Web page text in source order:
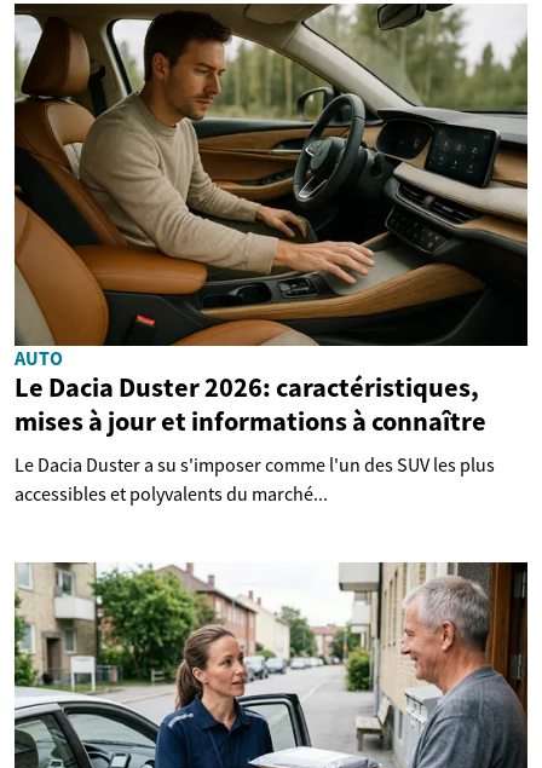
AUTO
Le Dacia Duster 2026: caractéristiques,
mises à jour et informations à connaître
Le Dacia Duster a su s'imposer comme l'un des SUV les plus
accessibles et polyvalents du marché...